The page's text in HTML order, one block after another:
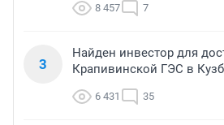
8 457 7
3
Найден инвестор для
Крапивинской ГЭС в
6 431 35